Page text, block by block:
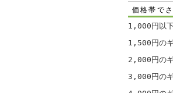
価格帯で
1,000円以
1,500円の
2,000円の
3,000円の